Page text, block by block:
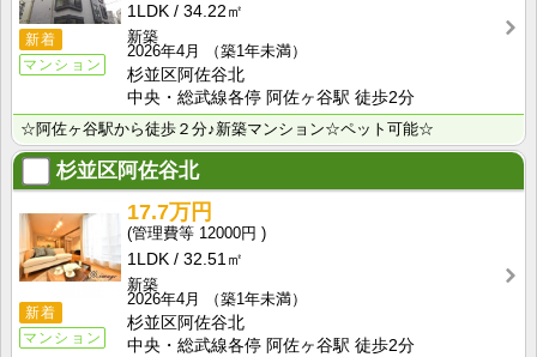
新着
マンション
1LDK
34.22㎡
新築
2026年4月
（築1年未満）
杉並区阿佐谷北
中央・総武線各停 阿佐ヶ谷駅 徒歩2分
☆阿佐ヶ谷駅から徒歩２分♪新築マンション☆ペット可能☆
杉並区阿佐谷北
新着
マンション
17.7万円
12000円
1LDK
32.51㎡
新築
2026年4月
（築1年未満）
杉並区阿佐谷北
中央・総武線各停 阿佐ヶ谷駅 徒歩2分